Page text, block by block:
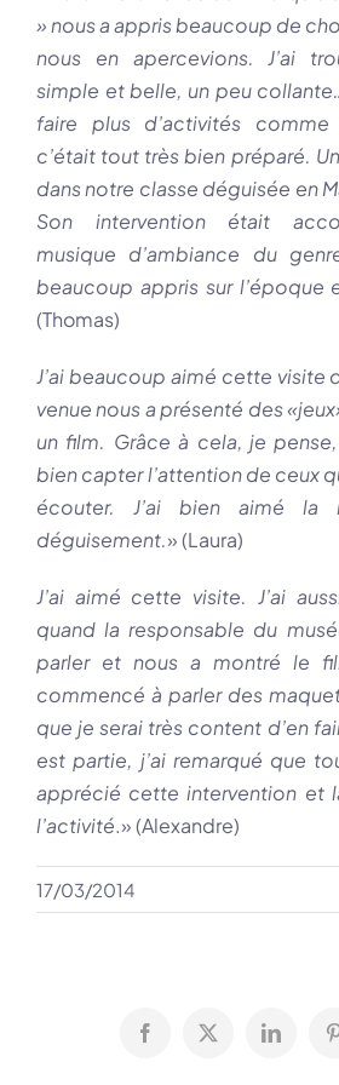
» nous a appris beaucoup de
nous en apercevions. J’ai
simple et belle, un peu
faire plus d’activités
c’était tout très bien préparé.
dans notre classe déguisée en
Son intervention était
musique d’ambiance du
beaucoup appris sur l’époque
(Thomas)
J’ai beaucoup aimé cette visite
venue nous a présenté des
un film. Grâce à cela, je
bien capter l’attention de ceux
écouter. J’ai bien aimé la
déguisement.» (Laura)
J’ai aimé cette visite. J’ai
quand la responsable du
parler et nous a montré le
commencé à parler des
que je serai très content d’en
est partie, j’ai remarqué que
apprécié cette intervention et
l’activité.» (Alexandre)
17/03/2014
Facebook
X LinkedIn